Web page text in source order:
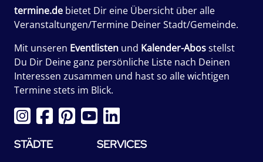
termine.de bietet Dir eine Übersicht über alle
Veranstaltungen/Termine Deiner Stadt/Gemeinde.
Mit unseren Eventlisten und Kalender-Abosstellst
Du Dir Deine ganz persönliche Liste nach Deinen
Interessen zusammen und hast so alle wichtigen
Termine stets im Blick.
STÄDTE SERVICES